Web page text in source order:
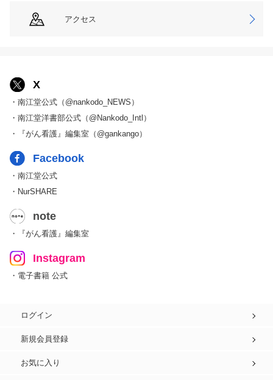
アクセス
X
・南江堂公式（@nankodo_NEWS）
・南江堂洋書部公式（@Nankodo_Intl）
・『がん看護』編集室（@gankango）
Facebook
・南江堂公式
・NurSHARE
note
・『がん看護』編集室
Instagram
・電子書籍 公式
ログイン
新規会員登録
お気に入り